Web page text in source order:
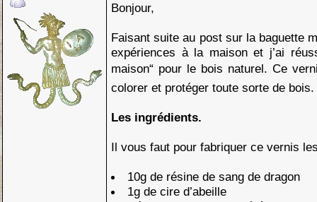
Bonjour,
Faisant suite au post sur la baguette
expériences à la maison et j’ai
maison“ pour le bois naturel. Ce
colorer et protéger toute sorte de bois.
Les ingrédients.
Il vous faut pour fabriquer ce vernis
10g de résine de sang de dragon
1g de cire d’abeille